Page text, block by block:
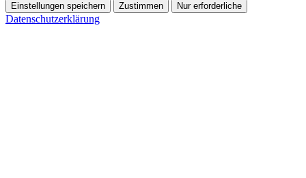
Einstellungen speichern Zustimmen Nur erforderliche
Datenschutzerklärung